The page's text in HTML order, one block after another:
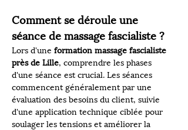
Comment se déroule une
séance de massage fascialiste ?
Lors d'une formation massage fascialiste
près de Lille, comprendre les phases
d'une séance est crucial. Les séances
commencent généralement par une
évaluation des besoins du client, suivie
d'une application technique ciblée pour
soulager les tensions et améliorer la